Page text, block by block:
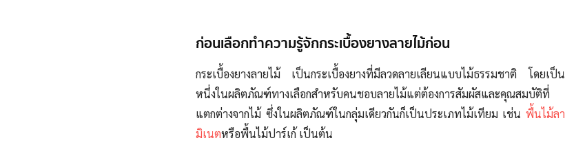
ก่อนเลือกทำความรู้จักกระเบื้องยางลายไม้ก่อน
กระเบื้องยางลายไม้ เป็นกระเบื้องยางที่มีลวดลายเลียนแบบไม้ธรรมชาติ โดยเป็น
หนึ่งในผลิตภัณฑ์ทางเลือกสำหรับคนชอบลายไม้แต่ต้องการสัมผัสและคุณสมบัติที่
แตกต่างจากไม้ ซึ่งในผลิตภัณฑ์ในกลุ่มเดียวกันก็เป็นประเภทไม้เทียม เช่น พื้นไม้ลา
มิเนตหรือพื้นไม้ปาร์เก้ เป็นต้น